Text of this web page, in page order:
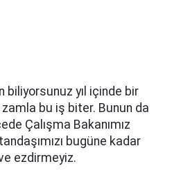
biliyorsunuz yıl içinde bir
bu iş biter. Bunun da
Çalışma Bakanımız
bugüne kadar
ezdirmeyiz.